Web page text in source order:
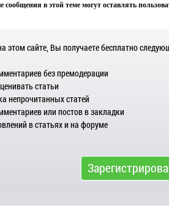
сообщения в этой теме могут оставлять
этом сайте, Вы получаете бесплатно
без премодерации
статьи
непрочитанных статей
или постов в закладки
в статьях и на форуме